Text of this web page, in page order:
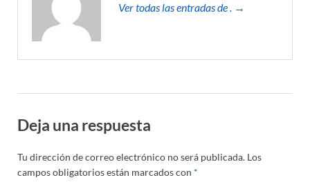
Ver todas las entradas de . →
Deja una respuesta
Tu dirección de correo electrónico no será publicada. Los
campos obligatorios están marcados con *